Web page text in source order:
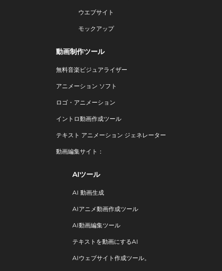
ウエブサイト
モックアップ
動画制作ツール
無料音楽ビジュアライザー
アニメーション ソフト
ロゴ・アニメーション
イントロ動画作成ツール
テキスト アニメーション ジェネレーター
動画編集サイト：
AIツール
AI 動画生成
AIアニメ動画作成ツール
AI動画編集ツール
テキストを動画にするAI
AIウェブサイト作成ツール。